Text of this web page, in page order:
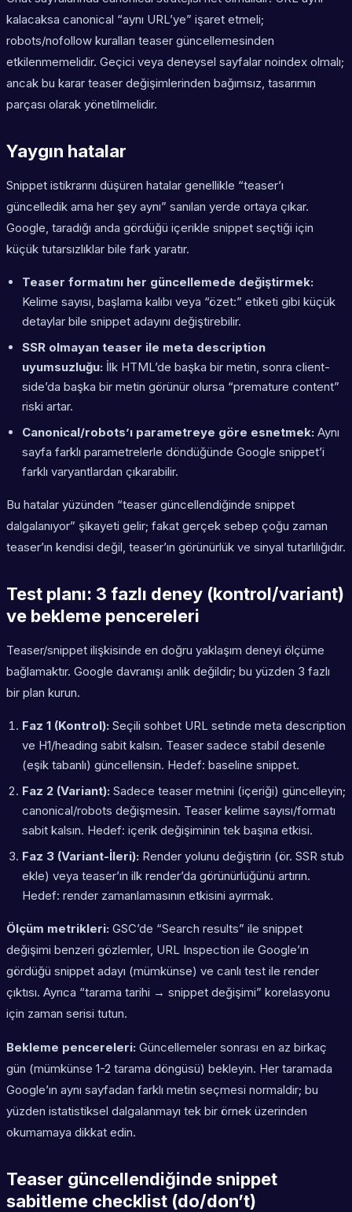
kalacaksa canonical “aynı URL’ye” işaret etmeli;
robots/nofollow kuralları teaser güncellemesinden
etkilenmemelidir. Geçici veya deneysel sayfalar noindex olmalı;
ancak bu karar teaser değişimlerinden bağımsız, tasarımın
parçası olarak yönetilmelidir.
Yaygın hatalar
Snippet istikrarını düşüren hatalar genellikle “teaser’ı
güncelledik ama her şey aynı” sanılan yerde ortaya çıkar.
Google, taradığı anda gördüğü içerikle snippet seçtiği için
küçük tutarsızlıklar bile fark yaratır.
Teaser formatını her güncellemede değiştirmek:
Kelime sayısı, başlama kalıbı veya “özet:” etiketi gibi küçük
detaylar bile snippet adayını değiştirebilir.
SSR olmayan teaser ile meta description
uyumsuzluğu: İlk HTML’de başka bir metin, sonra client-
side’da başka bir metin görünür olursa “premature content”
riski artar.
Canonical/robots’ı parametreye göre esnetmek: Aynı
sayfa farklı parametrelerle döndüğünde Google snippet’i
farklı varyantlardan çıkarabilir.
Bu hatalar yüzünden “teaser güncellendiğinde snippet
dalgalanıyor” şikayeti gelir; fakat gerçek sebep çoğu zaman
teaser’ın kendisi değil, teaser’ın görünürlük ve sinyal tutarlılığıdır.
Test planı: 3 fazlı deney (kontrol/variant)
ve bekleme pencereleri
Teaser/snippet ilişkisinde en doğru yaklaşım deneyi ölçüme
bağlamaktır. Google davranışı anlık değildir; bu yüzden 3 fazlı
bir plan kurun.
Faz 1 (Kontrol): Seçili sohbet URL setinde meta description
ve H1/heading sabit kalsın. Teaser sadece stabil desenle
(eşik tabanlı) güncellensin. Hedef: baseline snippet.
Faz 2 (Variant): Sadece teaser metnini (içeriği) güncelleyin;
canonical/robots değişmesin. Teaser kelime sayısı/formatı
sabit kalsın. Hedef: içerik değişiminin tek başına etkisi.
Faz 3 (Variant-İleri): Render yolunu değiştirin (ör. SSR stub
ekle) veya teaser’ın ilk render’da görünürlüğünü artırın.
Hedef: render zamanlamasının etkisini ayırmak.
Ölçüm metrikleri: GSC’de “Search results” ile snippet
değişimi benzeri gözlemler, URL Inspection ile Google’ın
gördüğü snippet adayı (mümkünse) ve canlı test ile render
çıktısı. Ayrıca “tarama tarihi → snippet değişimi” korelasyonu
için zaman serisi tutun.
Bekleme pencereleri: Güncellemeler sonrası en az birkaç
gün (mümkünse 1-2 tarama döngüsü) bekleyin. Her taramada
Google’ın aynı sayfadan farklı metin seçmesi normaldir; bu
yüzden istatistiksel dalgalanmayı tek bir örnek üzerinden
okumamaya dikkat edin.
Teaser güncellendiğinde snippet
sabitleme checklist (do/don’t)